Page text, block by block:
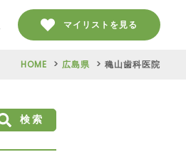
マイリストを見る
HOME 広島県 穐山歯科医院
検索